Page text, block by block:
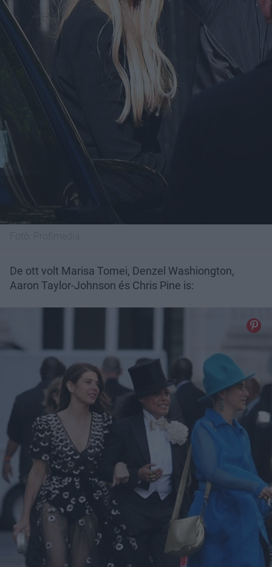
De ott volt Marisa Tomei, Denzel Washiongton,
Aaron Taylor-Johnson és Chris Pine is: